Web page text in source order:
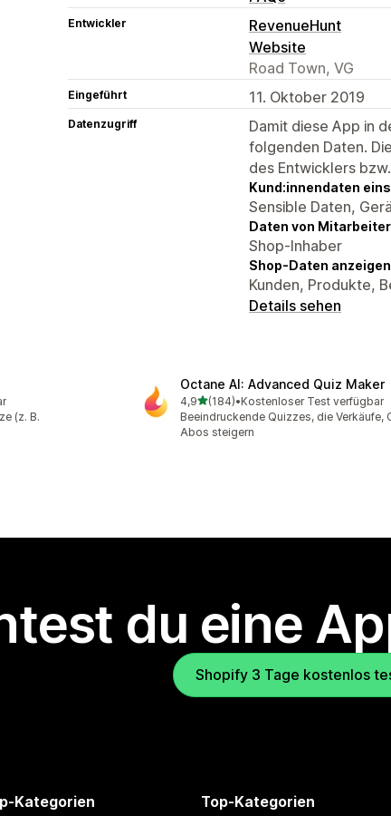
Entwickler
RevenueHunt
Website
Road Town, VG
Eingeführt 11. Oktober 2019
Datenzugriff
Damit diese App in
folgenden Daten.
des Entwicklers
Kund:innendaten
Sensible Daten,
Daten von
Shop-Inhaber
Shop-Daten
Kunden, Produkte,
Details sehen
(z. B.
Octane AI: Advanced Quiz Maker
4,9von 5 Sternen
(184)
184 Rezensionen insgesamt
•Kostenloser Test verfügbar
Beeindruckende Quizzes, die Verkäufe,
Abos steigern
du eine
Shopify 3 Tage kostenlos
Kategorien Top-Kategorien